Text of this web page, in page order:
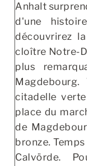
Anhalt
d'une
découvrirez
cloître Notre-
plus
citadelle
place du
de
bronze.
Calvörde.